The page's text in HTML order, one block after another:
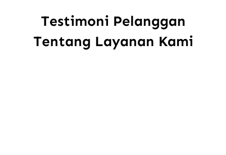
Testimoni Pelanggan
Tentang Layanan Kami